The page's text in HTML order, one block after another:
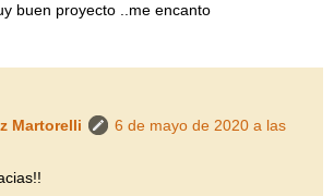
buen proyecto ..me encanto
Martorelli
6 de mayo de 2020 a las